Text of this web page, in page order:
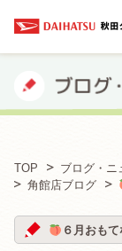
TOP ブログ・ニ
角館店ブログ
６月おも